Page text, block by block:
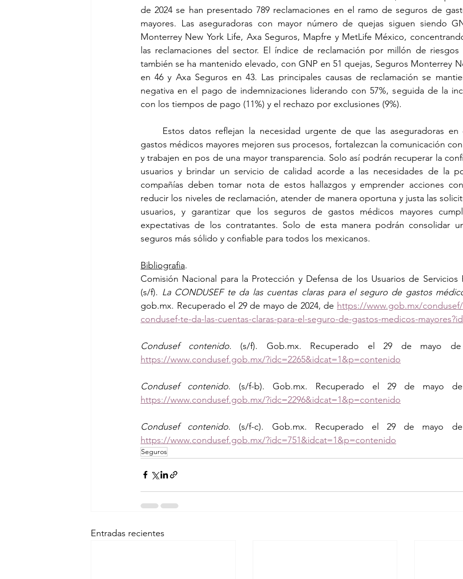
de 2024 se han presentado 789 reclamaciones en el ramo de seguros de
mayores. Las aseguradoras con mayor número de quejas siguen siendo
Monterrey New York Life, Axa Seguros, Mapfre y MetLife México,
las reclamaciones del sector. El índice de reclamación por millón de riesgos
también se ha mantenido elevado, con GNP en 51 quejas, Seguros Monterrey
en 46 y Axa Seguros en 43. Las principales causas de reclamación se
negativa en el pago de indemnizaciones liderando con 57%, seguida de la
con los tiempos de pago (11%) y el rechazo por exclusiones (9%).
gastos médicos mayores mejoren sus procesos, fortalezcan la comunicación
y trabajen en pos de una mayor transparencia. Solo así podrán recuperar la
usuarios y brindar un servicio de calidad acorde a las necesidades de la
compañías deben tomar nota de estos hallazgos y emprender acciones
reducir los niveles de reclamación, atender de manera oportuna y justa las
usuarios, y garantizar que los seguros de gastos médicos mayores
expectativas de los contratantes. Solo de esta manera podrán consolidar
seguros más sólido y confiable para todos los mexicanos.
Bibliografia.
Comisión Nacional para la Protección y Defensa de los Usuarios de Servicios
(s/f). La CONDUSEF te da las cuentas claras para el seguro de gastos
gob.mx. Recuperado el 29 de mayo de 2024, de https://www.gob.mx/
condusef-te-da-las-cuentas-claras-para-el-seguro-de-gastos-medicos-
Condusef contenido. (s/f). Gob.mx
https://www.condusef.gob.mx/?idc=2265&idcat=1&p=contenido
Condusef contenido. (s/f-b). Gob.mx
https://www.condusef.gob.mx/?idc=2296&idcat=1&p=contenido
Condusef contenido. (s/f-c). Gob.mx
https://www.condusef.gob.mx/?idc=751&idcat=1&p=contenido
Seguros
Entradas recientes